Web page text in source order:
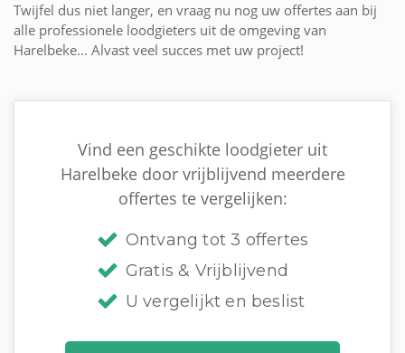
Twijfel dus niet langer, en vraag nu nog uw offertes aan bij
alle professionele loodgieters uit de omgeving van
Harelbeke... Alvast veel succes met uw project!
Vind een geschikte loodgieter uit
Harelbeke door vrijblijvend meerdere
offertes te vergelijken:
Ontvang tot 3 offertes
Gratis & Vrijblijvend
U vergelijkt en beslist